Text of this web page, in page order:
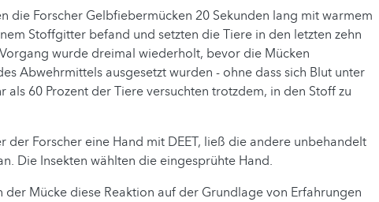
die Forscher Gelbfiebermücken 20 Sekunden lang mit warmem
Stoffgitter befand und setzten die Tiere in den letzten zehn
Vorgang wurde dreimal wiederholt, bevor die Mücken
Abwehrmittels ausgesetzt wurden - ohne dass sich Blut unter
60 Prozent der Tiere versuchten trotzdem, in den Stoff zu
der Forscher eine Hand mit DEET, ließ die andere unbehandelt
Die Insekten wählten die eingesprühte Hand.
der Mücke diese Reaktion auf der Grundlage von Erfahrungen